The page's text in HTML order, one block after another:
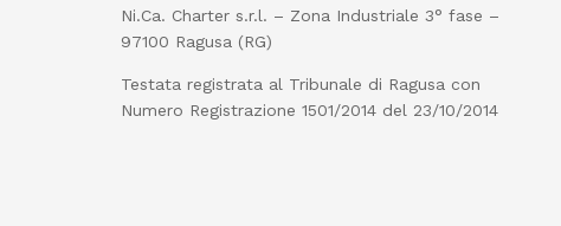
Ni.Ca. Charter s.r.l. – Zona Industriale 3° fase –
97100 Ragusa (RG)
Testata registrata al Tribunale di Ragusa con
Numero Registrazione 1501/2014 del 23/10/2014